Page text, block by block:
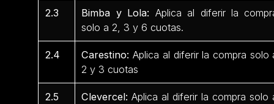
2.3 Bimba y Lola: Aplica al diferir la
solo a 2, 3 y 6 cuotas.
2.4 Carestino: Aplica al diferir la compra solo
2 y 3 cuotas
2.5 Clevercel:Aplica al diferir la compra solo